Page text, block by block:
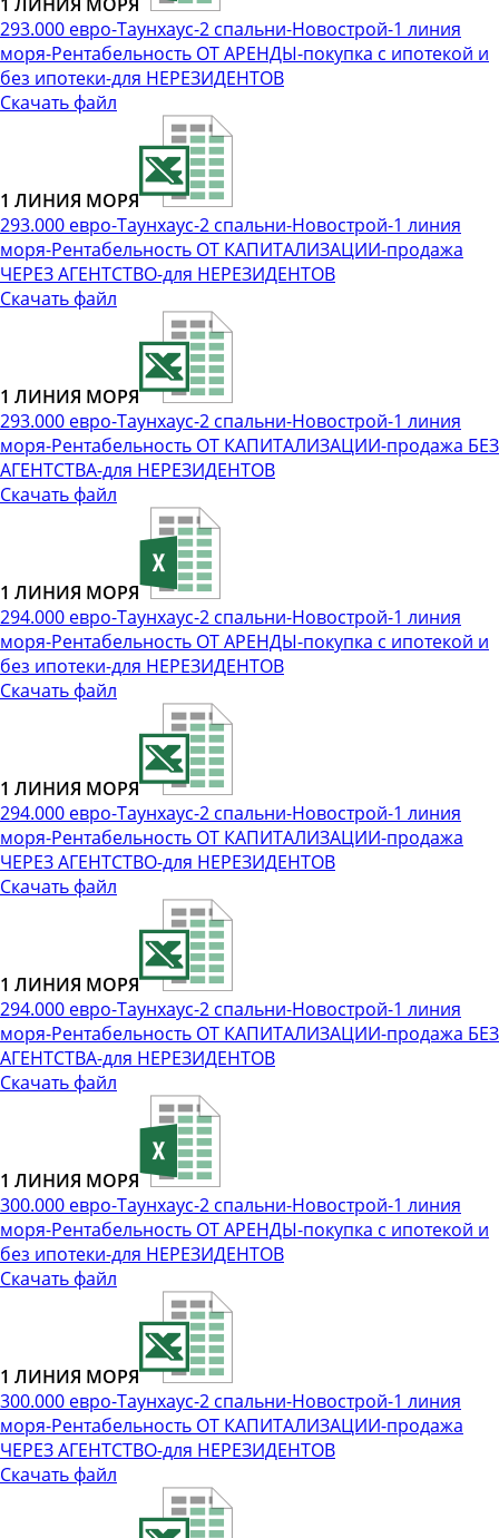
293.000 евро-Таунхаус-2 спальни-Новострой-1 линия
моря-Рентабельность ОТ АРЕНДЫ-покупка с ипотекой и
без ипотеки-для НЕРЕЗИДЕНТОВ
Скачать файл
1 ЛИНИЯ МОРЯ
293.000 евро-Таунхаус-2 спальни-Новострой-1 линия
моря-Рентабельность ОТ КАПИТАЛИЗАЦИИ-продажа
ЧЕРЕЗ АГЕНТСТВО-для НЕРЕЗИДЕНТОВ
Скачать файл
1 ЛИНИЯ МОРЯ
293.000 евро-Таунхаус-2 спальни-Новострой-1 линия
моря-Рентабельность ОТ КАПИТАЛИЗАЦИИ-продажа БЕЗ
АГЕНТСТВА-для НЕРЕЗИДЕНТОВ
Скачать файл
1 ЛИНИЯ МОРЯ
294.000 евро-Таунхаус-2 спальни-Новострой-1 линия
моря-Рентабельность ОТ АРЕНДЫ-покупка с ипотекой и
без ипотеки-для НЕРЕЗИДЕНТОВ
Скачать файл
1 ЛИНИЯ МОРЯ
294.000 евро-Таунхаус-2 спальни-Новострой-1 линия
моря-Рентабельность ОТ КАПИТАЛИЗАЦИИ-продажа
ЧЕРЕЗ АГЕНТСТВО-для НЕРЕЗИДЕНТОВ
Скачать файл
1 ЛИНИЯ МОРЯ
294.000 евро-Таунхаус-2 спальни-Новострой-1 линия
моря-Рентабельность ОТ КАПИТАЛИЗАЦИИ-продажа БЕЗ
АГЕНТСТВА-для НЕРЕЗИДЕНТОВ
Скачать файл
1 ЛИНИЯ МОРЯ
300.000 евро-Таунхаус-2 спальни-Новострой-1 линия
моря-Рентабельность ОТ АРЕНДЫ-покупка с ипотекой и
без ипотеки-для НЕРЕЗИДЕНТОВ
Скачать файл
1 ЛИНИЯ МОРЯ
300.000 евро-Таунхаус-2 спальни-Новострой-1 линия
моря-Рентабельность ОТ КАПИТАЛИЗАЦИИ-продажа
ЧЕРЕЗ АГЕНТСТВО-для НЕРЕЗИДЕНТОВ
Скачать файл